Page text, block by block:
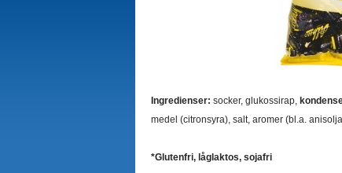
Ingredienser: socker, glukossirap,
medel (citronsyra), salt, aromer (bl.a.
*Glutenfri, låglaktos, sojafri